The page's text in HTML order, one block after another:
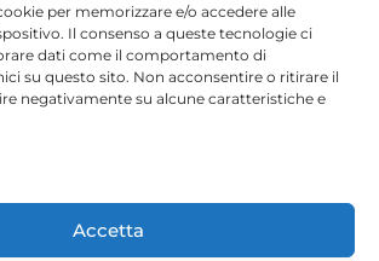
per memorizzare e/o accedere alle
Il consenso a queste tecnologie ci
dati come il comportamento di
su questo sito. Non acconsentire o ritirare il
negativamente su alcune caratteristiche e
Accetta
Chi siamo
Conosciamoci